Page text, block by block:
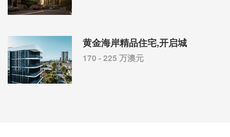
黄金海岸精品住宅,开启城
170 - 225 万澳元